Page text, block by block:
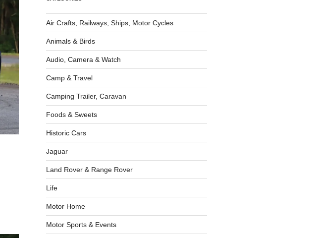
Air Crafts, Railways, Ships, Motor Cycles
Animals & Birds
Audio, Camera & Watch
Camp & Travel
Camping Trailer, Caravan
Foods & Sweets
Historic Cars
Jaguar
Land Rover & Range Rover
Life
Motor Home
Motor Sports & Events